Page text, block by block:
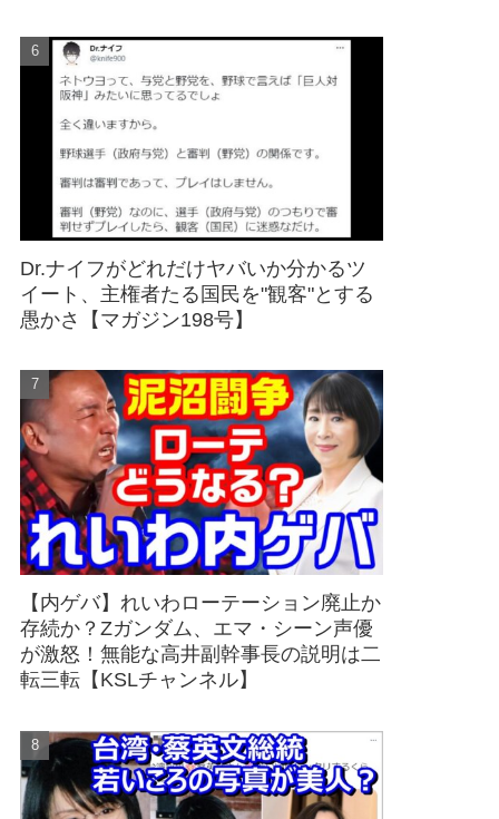
Dr.ナイフがどれだけヤバいか分かるツ
イート、主権者たる国民を"観客"とする
愚かさ【マガジン198号】
【内ゲバ】れいわローテーション廃止か
存続か？Zガンダム、エマ・シーン声優
が激怒！無能な高井副幹事長の説明は二
転三転【KSLチャンネル】